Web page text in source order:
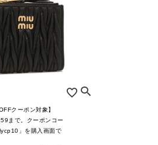
CATEGORY LIST
クーポン対象】
まで。クーポンコー
」を購入画面で